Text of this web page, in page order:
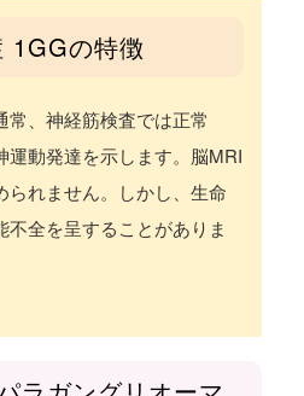
1GGの特徴
常、神経筋検査では正常
運動発達を示します。脳MRI
られません。しかし、生命
不全を呈することがありま